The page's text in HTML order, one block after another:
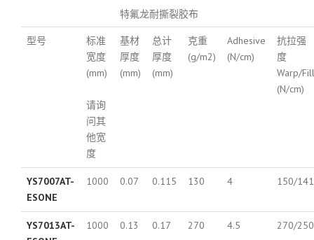
特氟龙耐撕裂胶布
型号
标准
宽度
(mm)
请询
问其
他宽
度
基材
厚度
(mm)
总计
厚度
(mm)
克重
(g/m2)
Adhesive
(N/cm)
抗拉强
度
Warp/Fill
(N/cm)
YS7007AT-
ESONE
1000 0.07 0.115 130 4 150/141
YS7013AT-
1000 0.13 0.17 270 4.5 270/250